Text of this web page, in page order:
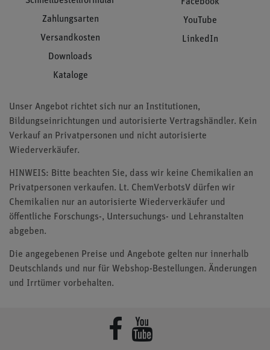
Zahlungsarten
Versandkosten
Downloads
Kataloge
YouTube
LinkedIn
Unser Angebot richtet sich nur an Institutionen,
Bildungseinrichtungen und autorisierte Vertragshändler. Kein
Verkauf an Privatpersonen und nicht autorisierte
Wiederverkäufer.
HINWEIS: Bitte beachten Sie, dass wir keine Chemikalien an
Privatpersonen verkaufen. Lt. ChemVerbotsV dürfen wir
Chemikalien nur an autorisierte Wiederverkäufer und
öffentliche Forschungs-, Untersuchungs- und Lehranstalten
abgeben.
Die angegebenen Preise und Angebote gelten nur innerhalb
Deutschlands und nur für Webshop-Bestellungen. Änderungen
und Irrtümer vorbehalten.